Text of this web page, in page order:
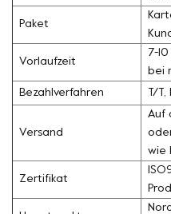
Paket
Vorlaufzeit
7-
bei
Bezahlverfahren T/
Versand
Auf
wie
Zertifikat